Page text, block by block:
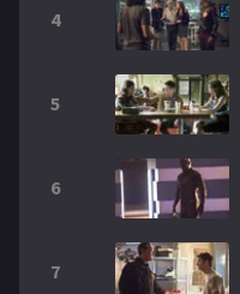
4
5
6
7